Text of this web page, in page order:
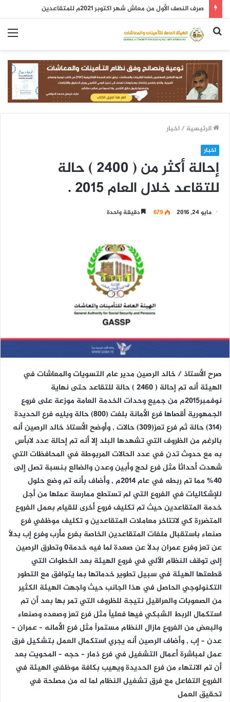
صرف النصف الأول من معاش شهر اكتوبر 2021م للمتقاعدين
بحث
الرئيسية /اخبار
اخبار
إحالة أكثر من ( 2400 ) حالة
للتقاعد خلال العام 2015 .
مايو 24, 2016 679 دقيقة واحدة
صرح الأستاذ / خالد الرصين مدير عام التسويات والمعاشات في
الهيئة أنه تم إحالة ( 2460 ) حالة للتقاعد حتى نهاية
نوفمبر2015م من جميع وحدات الخدمة العامة موزعة على فروع
الجمهورية أقصاها فرع الأمانة بلغت (800) حالة ويليه فرع الحديدة
(314) حالة ثم فرع تعز(309) حالات , وأوضح الأستاذ خالد الرصين أنه
بالرغم من الظروف التي تشهدها البلد إلا أنه تم إحالة عدد لابأس
به مع حدوث تدنِ في عدد الحالات المربوطة في المحافظات التي
شهدت أحداثاَ مثل فرع لحج وأبين وعدن والضالع بنسبة تصل إلى
40% مما تم ربطه في عام 2014م , وأضاف بأنه تم وضع حلول
للإشكاليات في الفروع التي لم تستطع ممارسة عملها من أجل
خدمة المتقاعدين حيث تم تكليف فروع أخرى للقيام بعمل الفروع
المتضررة كي لاتتاخر معاملات المتقاعدين و تكليف موظفي فرع
صنعاء باستقبال ملفات المتقاعدين الخاصة بفرع مأرب وفرع إب بدلاً
عن تعز وفرع عمران بدلَا عن صعدة لما فيه خدمة0 وتطرق الرصين
إلى توقف النظام الآلي في فروع الهيئة بعد الخطوات التي
قطعتها الهيئة في سبيل تطوير خدماتها بما يتوافق مع التطور
التكنولوجي الحاصل في هذا الجانب حيث واجهت الهيئة الكثير
من الصعوبات والعراقيل نتيجة للظروف التي تمر بها بعد أن تم
استكمال الربط الشبكي فيها فعلياً مثل فرع تعز وصعده وصنعاء
والبعض من الفروع مازال النظام مستمراً مثل فرع الأمانه – عمران –
عدن – إب , وأضاف الرصين أنه يجري استكمال العمل بتشكيل فرق
عمل لمباشرة أعمال التشغيل في فرع ذمار – حجه – المحويت بعد
أن تم الانتهاء من فرع الحديدة ويهيب بكافة موظفي الهيئة في
الفروع التفاعل مع فرق تشغيل النظام لما له من مصلحة في
تحقيق العمل